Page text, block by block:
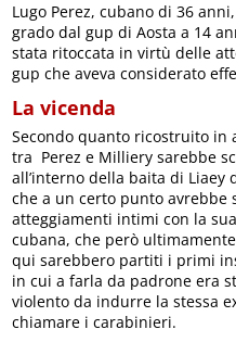
Lugo Perez, cubano di 36
grado dal gup di Aosta a 14
stata ritoccata in virtù delle
gup che aveva considerato
La vicenda
Secondo quanto ricostruito in
tra Perez e Milliery sarebbe
all’interno della baita di
che a un certo punto avrebbe
atteggiamenti intimi con la
cubana, che però
qui sarebbero partiti i primi
in cui a farla da padrone era
violento da indurre la stessa
chiamare i carabinieri.